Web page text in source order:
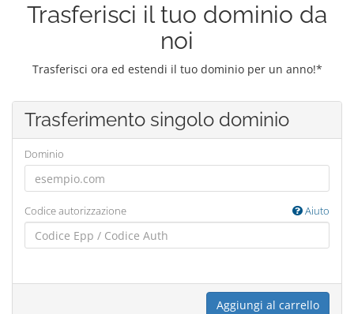
Trasferisci il tuo dominio da
noi
Trasferisci ora ed estendi il tuo dominio per un anno!*
Trasferimento singolo dominio
Dominio
Codice autorizzazione Aiuto
Aggiungi al carrello